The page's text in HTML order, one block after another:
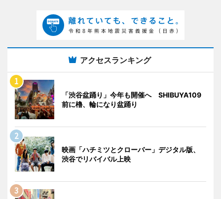
アクセスランキング
「渋谷盆踊り」今年も開催へ SHIBUYA109
前に櫓、輪になり盆踊り
映画「ハチミツとクローバー」デジタル版、
渋谷でリバイバル上映